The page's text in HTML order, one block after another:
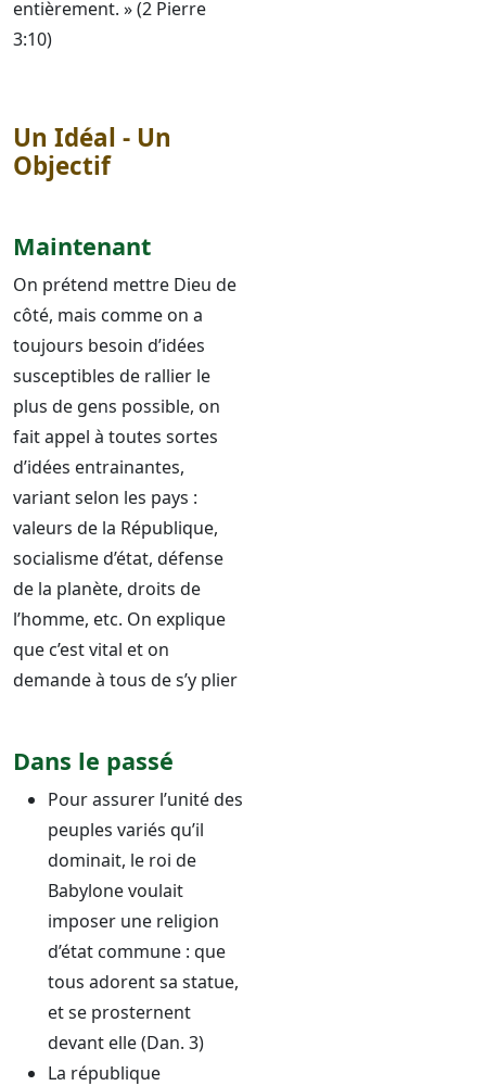
entièrement. » (2 Pierre
3:10)
Un Idéal - Un
Objectif
Maintenant
On prétend mettre Dieu de
côté, mais comme on a
toujours besoin d’idées
susceptibles de rallier le
plus de gens possible, on
fait appel à toutes sortes
d’idées entrainantes,
variant selon les pays :
valeurs de la République,
socialisme d’état, défense
de la planète, droits de
l’homme, etc. On explique
que c’est vital et on
demande à tous de s’y plier
Dans le passé
Pour assurer l’unité des
peuples variés qu’il
dominait, le roi de
Babylone voulait
imposer une religion
d’état commune : que
tous adorent sa statue,
et se prosternent
devant elle (Dan. 3)
La république